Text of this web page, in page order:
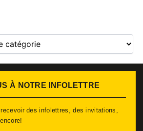
À NOTRE INFOLETTRE
des infolettres, des invitations,